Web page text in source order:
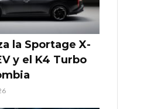
la Sportage X-
y el K4 Turbo